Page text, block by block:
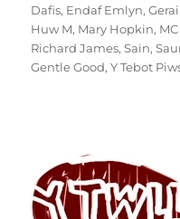
Dafis, Endaf Emlyn,
Huw M, Mary Hopkin,
Richard James,Sain,
Gentle Good,Y Tebot